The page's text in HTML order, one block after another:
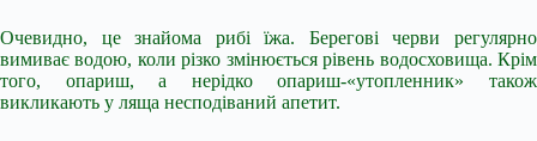
Очевидно, це знайома рибі їжа. Берегові черви регулярно
вимиває водою, коли різко змінюється рівень водосховища. Крім
того, опариш, а нерідко опариш-«утопленник» також
викликають у ляща несподіваний апетит.